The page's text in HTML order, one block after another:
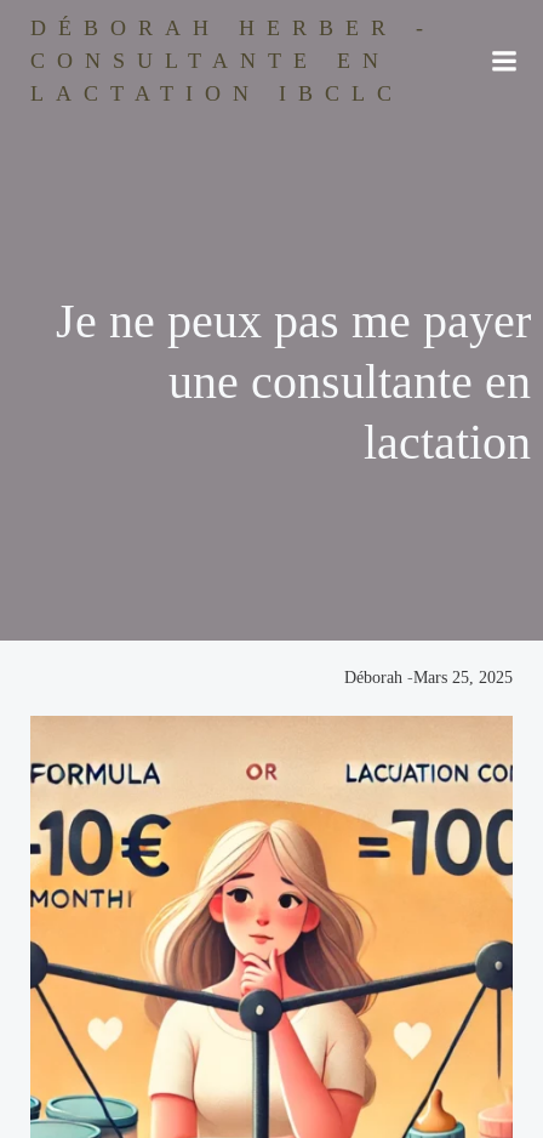
au
contenu
DÉBORAH HERBER -
CONSULTANTE EN
LACTATION IBCLC
Je ne peux pas me payer
une consultante en
lactation
Déborah -Mars 25, 2025